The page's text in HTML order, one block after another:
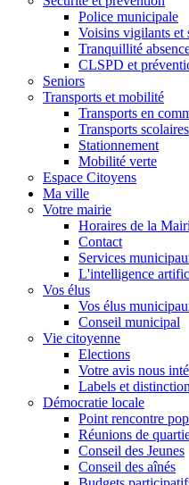
Police municipale
Voisins vigilants et
Tranquillité
CLSPD et
Seniors
Transports et mobilité
Transports en
Transports scolaires
Stationnement
Mobilité verte
Espace Citoyens
Ma ville
Votre mairie
Horaires de la
Contact
Services
L'intelligence
Vos élus
Vos élus
Conseil municipal
Vie citoyenne
Elections
Votre avis nous
Labels et
Démocratie locale
Point rencontre
Réunions de
Conseil des Jeunes
Conseil des aînés